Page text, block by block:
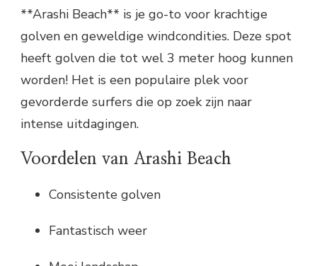
**Arashi Beach** is je go-to voor krachtige
golven en geweldige windcondities. Deze spot
heeft golven die tot wel 3 meter hoog kunnen
worden! Het is een populaire plek voor
gevorderde surfers die op zoek zijn naar
intense uitdagingen.
Voordelen van Arashi Beach
Consistente golven
Fantastisch weer